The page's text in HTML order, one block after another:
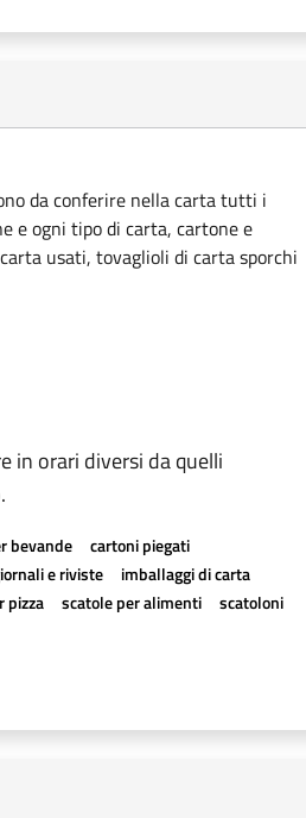
da conferire nella carta tutti i
e ogni tipo di carta, cartone e
usati, tovaglioli di carta sporchi
in orari diversi da quelli
bevande
cartoni piegati
e riviste
imballaggi di carta
pizza scatole per alimenti
scatoloni